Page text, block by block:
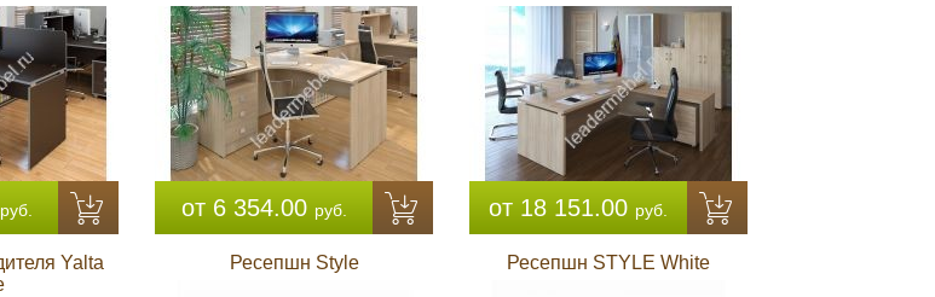
руб. от 6 354.00 руб. от 18 151.00 руб.
Yalta
Ресепшн Style Ресепшн STYLE White